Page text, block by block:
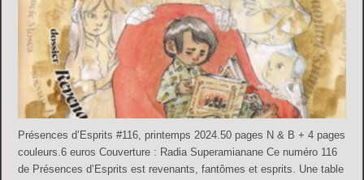
Présences d’Esprits #116, printemps 2024.50 pages N & B + 4 pages
couleurs.6 euros Couverture : Radia Superamianane Ce numéro 116
de Présences d’Esprits est revenants, fantômes et esprits. Une table